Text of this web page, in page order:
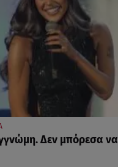
Δεν μπόρεσα να